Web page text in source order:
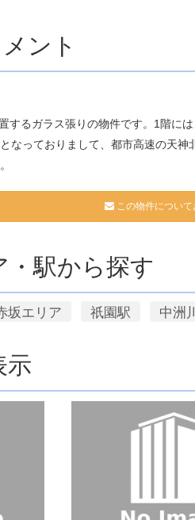
ント
するガラス張りの物件です。1階に
なっておりまして、都市高速の天
この物件につい
・駅から探す
坂エリア 祇園駅 中洲
示